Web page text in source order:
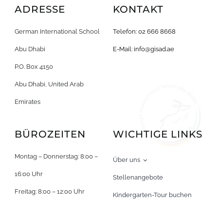
ADRESSE
German International School
Abu Dhabi
P.O. Box 4150
Abu Dhabi, United Arab
Emirates
KONTAKT
Telefon: 02 666 8668
E-Mail: info@gisad.ae
BÜROZEITEN
Montag – Donnerstag: 8:00 –
16:00 Uhr
Freitag: 8:00 – 12:00 Uhr
WICHTIGE LINKS
Über uns
Stellenangebote
Kindergarten-Tour buchen